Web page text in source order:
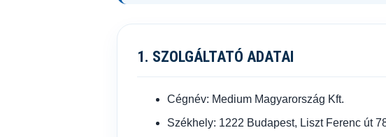
1. SZOLGÁLTATÓ ADATAI
Cégnév: Medium Magyarország Kft.
Székhely: 1222 Budapest, Liszt Ferenc út